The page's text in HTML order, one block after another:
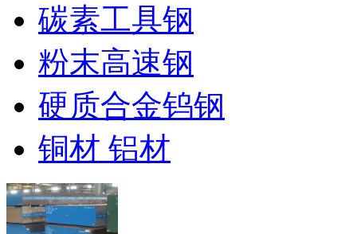
碳素工具钢
粉末高速钢
硬质合金钨钢
铜材 铝材